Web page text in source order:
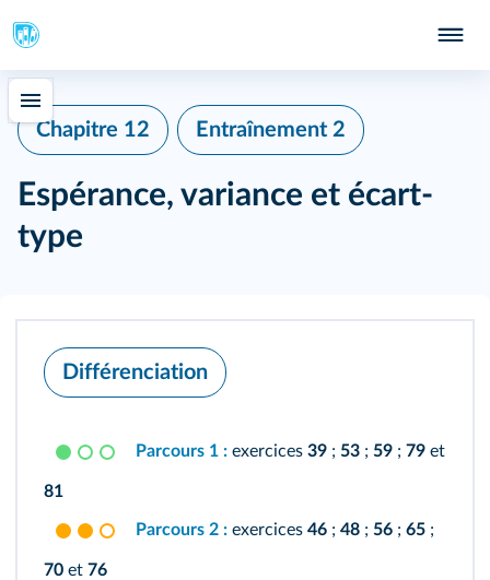
Chapitre 12 Entraînement 2
Espérance, variance et écart-
type
Différenciation
Parcours 1 : exercices 39 ; 53 ; 59 ; 79 et
81
Parcours 2 : exercices 46 ; 48 ; 56 ; 65 ;
70 et 76